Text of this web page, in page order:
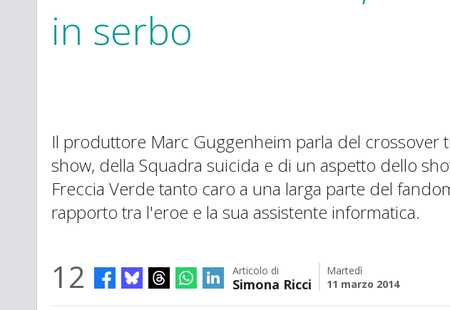
in serbo
Il produttore Marc Guggenheim parla del crossover
show, della Squadra suicida e di un aspetto dello
Freccia Verde tanto caro a una larga parte del
rapporto tra l'eroe e la sua assistente informatica.
12 Articolo di
Simona Ricci
Martedì
11 marzo 2014